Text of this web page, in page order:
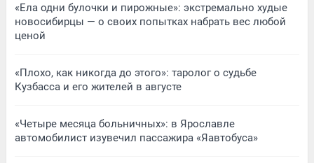
«Ела одни булочки и пирожные»: экстремально худые
новосибирцы — о своих попытках набрать вес любой
ценой
«Плохо, как никогда до этого»: таролог о судьбе
Кузбасса и его жителей в августе
«Четыре месяца больничных»: в Ярославле
автомобилист изувечил пассажира «Яавтобуса»